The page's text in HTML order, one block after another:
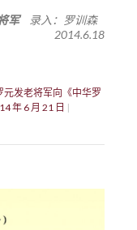
军录入：罗训森
2014.6.18
发老将军向《中华罗
年 6 月 21 日